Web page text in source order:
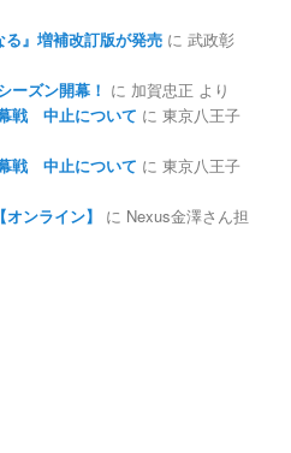
る』増補改訂版が発売 に武政彰
ズン開幕！ に 加賀忠正 より
戦 中止について に東京八王子
戦 中止について に東京八王子
ンライン】
に Nexus金澤さん担